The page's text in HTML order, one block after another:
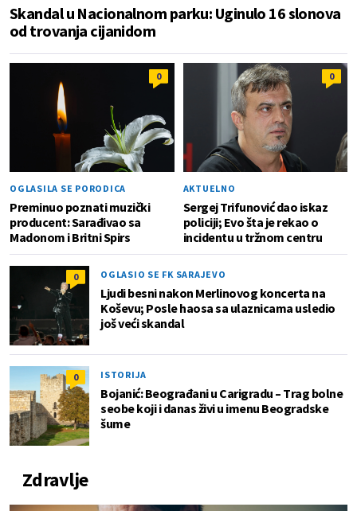
Skandal u Nacionalnom parku: Uginulo 16 slonova
od trovanja cijanidom
0
OGLASILA SE PORODICA
Preminuo poznati muzički
producent: Sarađivao sa
Madonom i Britni Spirs
0
AKTUELNO
Sergej Trifunović dao iskaz
policiji; Evo šta je rekao o
incidentu u tržnom centru
0 OGLASIO SE FK SARAJEVO
Ljudi besni nakon Merlinovog koncerta na
Koševu; Posle haosa sa ulaznicama usledio
još veći skandal
0 ISTORIJA
Bojanić: Beograđani u Carigradu – Тrag bolne
seobe koji i danas živi u imenu Beogradske
šume
Zdravlje